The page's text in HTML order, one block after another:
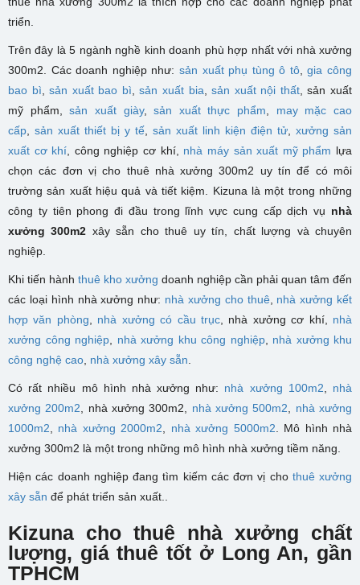
triển.
Trên đây là 5 ngành nghề kinh doanh phù hợp nhất với nhà xưởng
300m2. Các doanh nghiệp như: sản xuất phụ tùng ô tô,gia công
bao bì ,sản xuất bao bì ,sản xuất bia ,sản xuất nội thất, sản xuất
mỹ phẩm,sản xuất giày,sản xuất thực phẩm
may mặc cao
cấp
sản xuất thiết bị y tế sản xuất linh kiện điện tử
xưởng sản
xuất cơ khí , công nghiệp cơ khí, nhà máy sản xuất mỹ phẩm lựa
chọn các đơn vị cho thuê nhà xưởng 300m2 uy tín để có môi
trường sản xuất hiệu quả và tiết kiệm. Kizuna là một trong những
công ty tiên phong đi đầu trong lĩnh vực cung cấp dịch vụ nhà
xưởng 300m2 xây sẵn cho thuê uy tín, chất lượng và chuyên
nghiệp.
Khi tiến hành thuê kho xưởng doanh nghiệp cần phải quan tâm đến
các loại hình nhà xưởng như: nhà xưởng cho thuê, nhà xưởng kết
hợp văn phòng
nhà xưởng có cầu trục, nhà xưởng cơ khí, nhà
xưởng công nghiệp
nhà xưởng khu công nghiệp, nhà xưởng khu
công nghệ cao nhà xưởng xây sẵn
Có rất nhiều mô hình nhà xưởng như: nhà xưởng 100m2
nhà
xưởng 200m2 , nhà xưởng 300m2, nhà xưởng 500m2
nhà xưởng
1000m2
nhà xưởng 2000m2 nhà xưởng 5000m2 . Mô hình nhà
xưởng 300m2 là một trong những mô hình nhà xưởng tiềm năng.
Hiện các doanh nghiệp đang tìm kiếm các đơn vị cho thuê xưởng
xây sẵn để phát triển sản xuất..
Kizuna cho thuê nhà xưởng chất
lượng, giá thuê tốt ở Long An, gần
TPHCM